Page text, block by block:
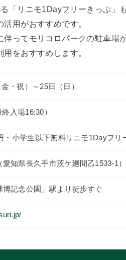
「リニモ1Dayフリーきっぷ」
用がおすすめです。
伴ってモリコロパークの駐車場
をおすすめします。
・祝）～25日（日）
入場16:30）
小学生以下無料リニモ1Dayフ
知県長久手市茨ケ廻間乙1533-1）
博記念公園」駅より徒歩すぐ